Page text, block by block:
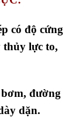
có độ cứng
thủy lực to,
đường
dặn.